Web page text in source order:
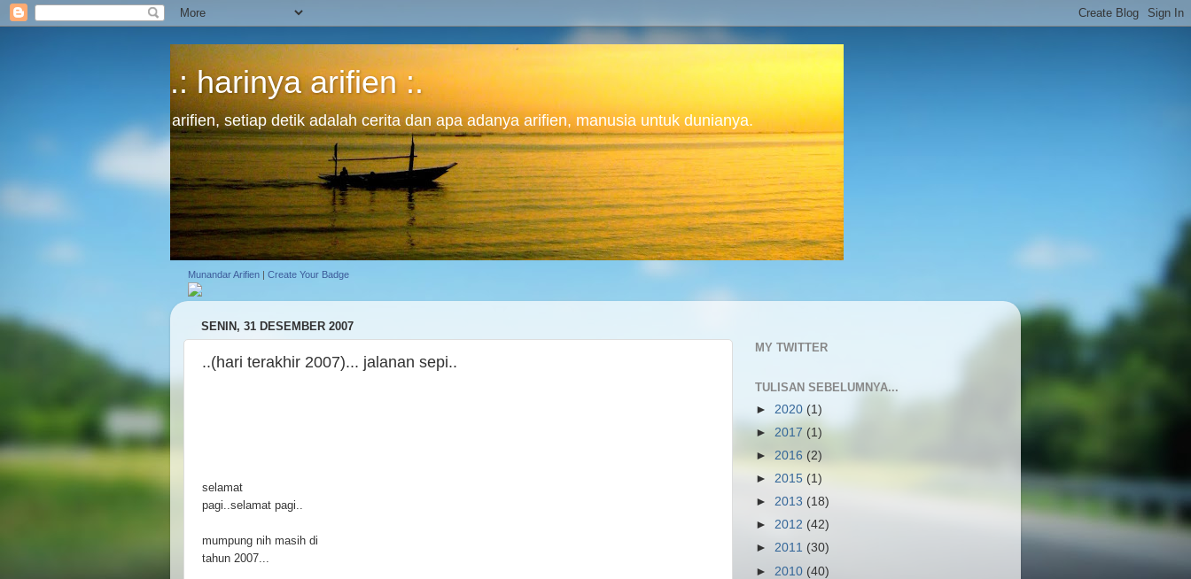
.: harinya arifien :.
arifien, setiap detik adalah cerita dan apa adanya arifien, manusia untuk dunianya.
Munandar Arifien | Create Your Badge
SENIN, 31 DESEMBER 2007
..(hari terakhir 2007)... jalanan sepi..
selamat
pagi..selamat pagi..
mumpung nih masih di
tahun 2007...
MY TWITTER
TULISAN SEBELUMNYA...
► 2020 (1)
► 2017 (1)
► 2016 (2)
► 2015 (1)
► 2013 (18)
► 2012 (42)
► 2011 (30)
► 2010 (40)